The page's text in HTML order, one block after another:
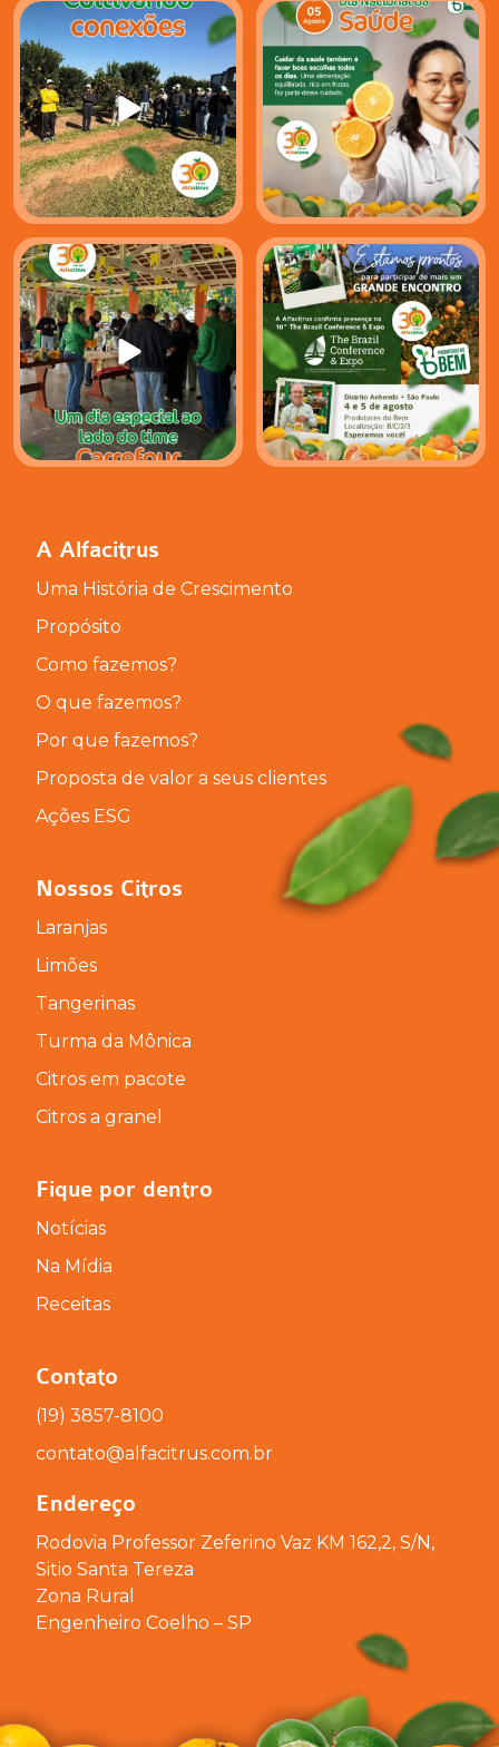
Há encontros que vão muito
além de uma...
12 1
No Dia Nacional da Saúde, vale
lembrar que o...
12 1
Na Alfacitrus, acreditamos
que grandes...
46 0
A Alfacitrus estará presente
mais uma vez na...
27 1
A Alfacitrus
Uma História de Crescimento
Propósito
Como fazemos?
O que fazemos?
Por que fazemos?
Proposta de valor a seus clientes
Ações ESG
Nossos Citros
Laranjas
Limões
Tangerinas
Turma da Mônica
Citros em pacote
Citros a granel
Fique por dentro
Notícias
Na Mídia
Receitas
Contato
(19) 3857-8100
contato@alfacitrus.com.br
Endereço
Rodovia Professor Zeferino Vaz KM 162,2, S/N,
Sitio Santa Tereza
Zona Rural
Engenheiro Coelho – SP